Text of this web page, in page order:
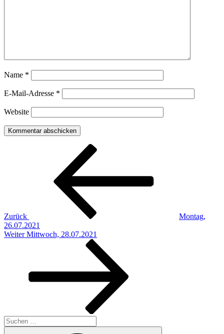
Name *
E-Mail-Adresse *
Website
Beitragsnavigation
Zurück
Montag,
26.07.2021
Nächster
Weiter Mittwoch, 28.07.2021
Suchen
nach: